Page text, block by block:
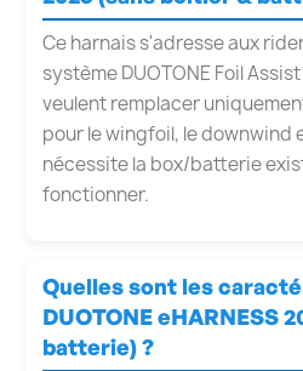
Ce harnais s'adresse aux
système DUOTONE Foil
veulent remplacer
pour le wingfoil, le downwind
nécessite la box/batterie
fonctionner.
Quelles sont les
DUOTONE eHARNESS
batterie) ?